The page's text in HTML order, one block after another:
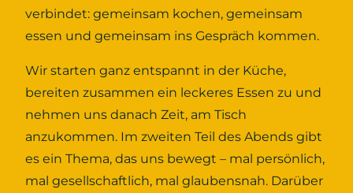
verbindet: gemeinsam kochen, gemeinsam
essen und gemeinsam ins Gespräch kommen.
Wir starten ganz entspannt in der Küche,
bereiten zusammen ein leckeres Essen zu und
nehmen uns danach Zeit, am Tisch
anzukommen. Im zweiten Teil des Abends gibt
es ein Thema, das uns bewegt – mal persönlich,
mal gesellschaftlich, mal glaubensnah. Darüber